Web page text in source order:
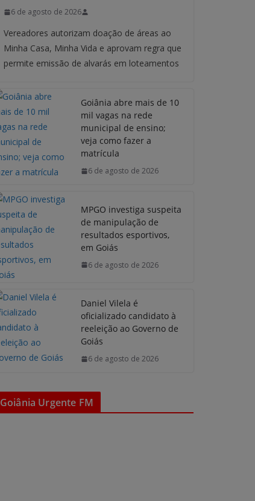
6 de agosto de 2026
Vereadores autorizam doação de áreas ao
Minha Casa, Minha Vida e aprovam regra que
permite emissão de alvarás em loteamentos
Goiânia abre mais de 10
mil vagas na rede
municipal de ensino;
veja como fazer a
matrícula
6 de agosto de 2026
MPGO investiga suspeita
de manipulação de
resultados esportivos,
em Goiás
6 de agosto de 2026
Daniel Vilela é
oficializado candidato à
reeleição ao Governo de
Goiás
6 de agosto de 2026
Goiânia Urgente FM